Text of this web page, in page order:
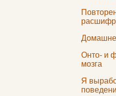
Онто- и
мозга
Я